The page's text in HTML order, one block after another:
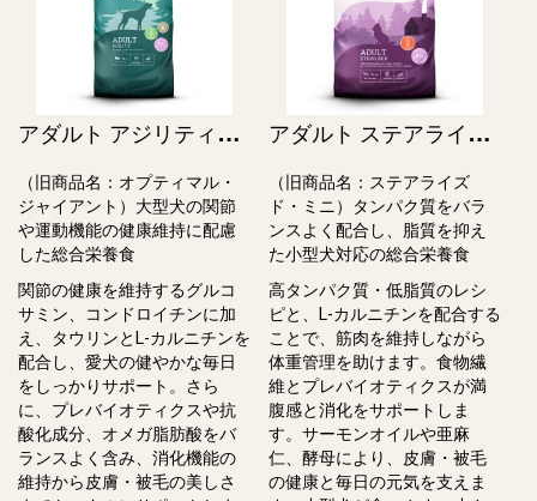
ア
ダルト アジリティラージ / Adult Agility Large（旧オプティマル・ジャイアント）
（旧商品名：オプティマル・
ジャイアント）大型⽝の関節
や運動機能の健康維持に配慮
した総合栄養⾷
関節の健康を維持するグルコ
サミン、コンドロイチンに加
え、タウリンとL-カルニチンを
配合し、愛犬の健やかな毎⽇
をしっかりサポート。さら
に、プレバイオティクスや抗
酸化成分、オメガ脂肪酸をバ
ランスよく含み、消化機能の
維持から⽪膚・被⽑の美しさ
ア
ダルト ステアライズドスモール / Adult Sterilised, small breeds（旧ステアライズド・ミニ）
（旧商品名：ステアライズ
ド・ミニ）タンパク質をバラ
ンスよく配合し、脂質を抑え
た小型⽝対応の総合栄養⾷
高タンパク質・低脂質のレシ
ピと、L-カルニチンを配合する
ことで、筋⾁を維持しながら
体重管理を助けます。⾷物繊
維とプレバイオティクスが満
腹感と消化をサポートしま
す。サーモンオイルや亜⿇
仁、酵⺟により、⽪膚・被⽑
の健康と毎⽇の元気を⽀えま